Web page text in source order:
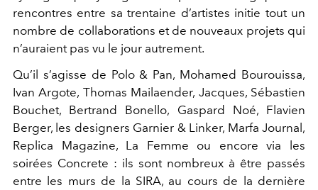
rencontres entre sa trentaine d’artistes initie tout un
nombre de collaborations et de nouveaux projets qui
n’auraient pas vu le jour autrement.
Qu’il s’agisse de Polo & Pan, Mohamed Bourouissa,
Ivan Argote, Thomas Mailaender, Jacques, Sébastien
Bouchet, Bertrand Bonello, Gaspard Noé, Flavien
Berger, les designers Garnier & Linker, Marfa Journal,
Replica Magazine, La Femme ou encore via les
soirées Concrete : ils sont nombreux à être passés
entre les murs de la SIRA, au cours de la dernière